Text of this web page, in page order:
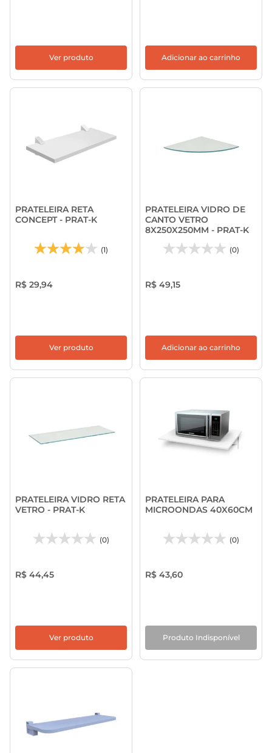
Ver produto Adicionar ao carrinho
PRATELEIRA RETA
CONCEPT - PRAT-K
(1)
R$ 29,94
Ver produto
PRATELEIRA VIDRO DE
CANTO VETRO
8X250X250MM - PRAT-K
(0)
R$ 49,15
Adicionar ao carrinho
PRATELEIRA VIDRO RETA
VETRO - PRAT-K
(0)
R$ 44,45
Ver produto
PRATELEIRA PARA
MICROONDAS 40X60CM
(0)
R$ 43,60
Produto Indisponível